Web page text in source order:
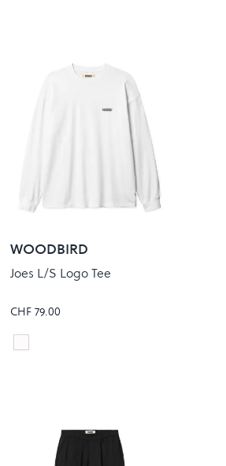
WOODBIRD
Joes L/S Logo Tee
CHF 79.00
Colour
white